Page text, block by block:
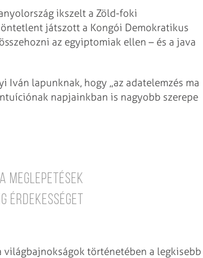
ikszelt a Zöld-foki
játszott a Kongói Demokratikus
az egyiptomiak ellen – és a java
lapunknak, hogy „az adatelemzés ma
napjainkban is nagyobb szerepe
meglepetések
érdekességet
világbajnokságok történetében a legkisebb